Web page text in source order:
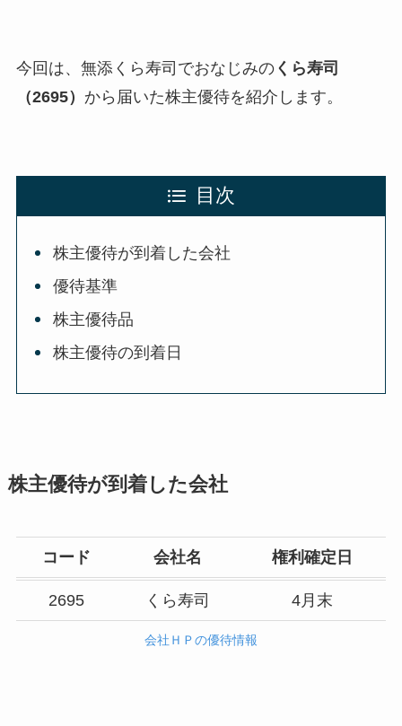
今回は、無添くら寿司でおなじみのくら寿司
（2695） から届いた株主優待を紹介します。
目次
株主優待が到着した会社
優待基準
株主優待品
株主優待の到着日
株主優待が到着した会社
コード 会社名 権利確定日
2695 くら寿司 4月末
会社ＨＰの優待情報